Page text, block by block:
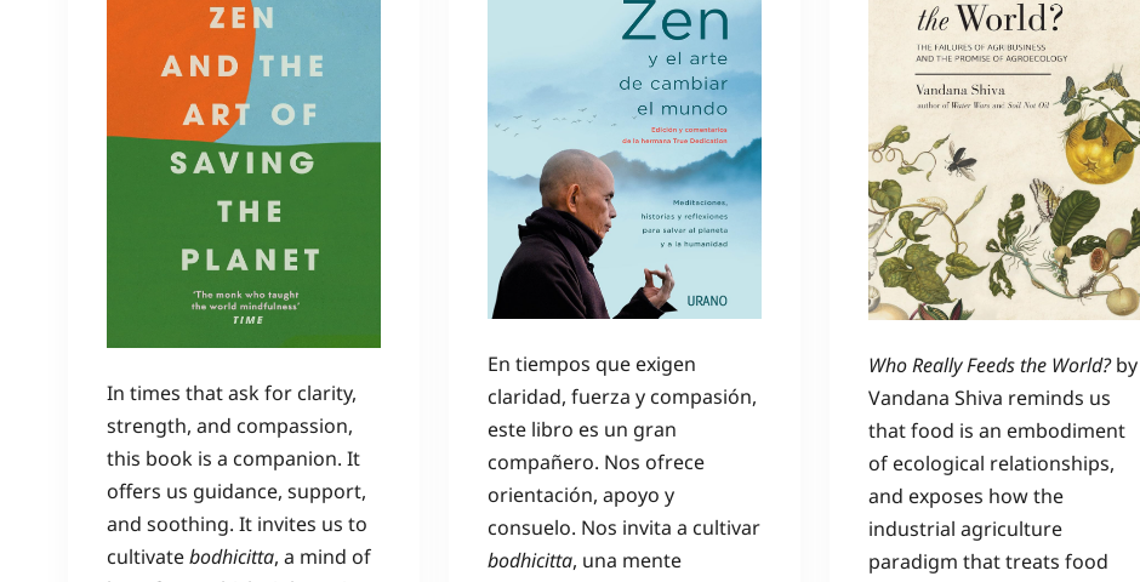
In times that ask for clarity,
strength, and compassion,
this book is a companion. It
offers us guidance, support,
and soothing. It invites us to
cultivatebodhicitta, a mind of
En tiempos que exigen
claridad, fuerza y compasión,
este libro es un gran
compañero. Nos ofrece
orientación, apoyo y
consuelo. Nos invita a cultivar
bodhicitta, una mente
Who Really Feeds the World?by
Vandana Shiva reminds us
that food is an embodiment
of ecological relationships,
and exposes how the
industrial agriculture
paradigm that treats food